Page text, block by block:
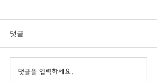
댓글
댓글을 입력하세요.